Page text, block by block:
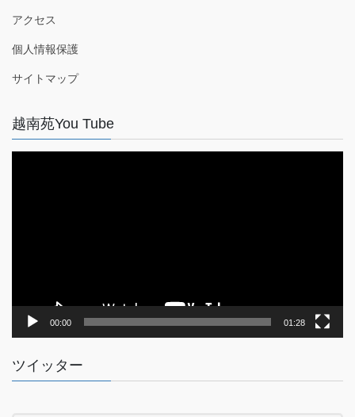
アクセス
個人情報保護
サイトマップ
越南苑You Tube
00:00 01:28
ツイッター